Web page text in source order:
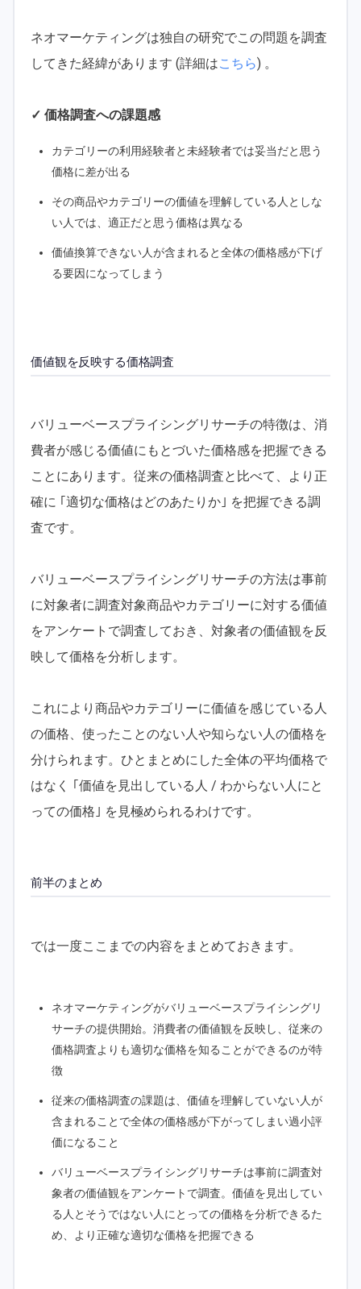
ネオマーケティングは独自の研究でこの問題を調査
してきた経緯があります (詳細はこちら) 。
✓ 価格調査への課題感
カテゴリーの利用経験者と未経験者では妥当だと思う
価格に差が出る
その商品やカテゴリーの価値を理解している人としな
い人では、適正だと思う価格は異なる
価値換算できない人が含まれると全体の価格感が下げ
る要因になってしまう
価値観を反映する価格調査
バリューベースプライシングリサーチの特徴は、消
費者が感じる価値にもとづいた価格感を把握できる
ことにあります。従来の価格調査と比べて、より正
確に ｢適切な価格はどのあたりか｣ を把握できる調
査です。
バリューベースプライシングリサーチの方法は事前
に対象者に調査対象商品やカテゴリーに対する価値
をアンケートで調査しておき、対象者の価値観を反
映して価格を分析します。
これにより商品やカテゴリーに価値を感じている人
の価格、使ったことのない人や知らない人の価格を
分けられます。ひとまとめにした全体の平均価格で
はなく ｢価値を見出している人 / わからない人にと
っての価格｣ を見極められるわけです。
前半のまとめ
では一度ここまでの内容をまとめておきます。
ネオマーケティングがバリューベースプライシングリ
サーチの提供開始。消費者の価値観を反映し、従来の
価格調査よりも適切な価格を知ることができるのが特
徴
従来の価格調査の課題は、価値を理解していない人が
含まれることで全体の価格感が下がってしまい過小評
価になること
バリューベースプライシングリサーチは事前に調査対
象者の価値観をアンケートで調査。価値を見出してい
る人とそうではない人にとっての価格を分析できるた
め、より正確な適切な価格を把握できる